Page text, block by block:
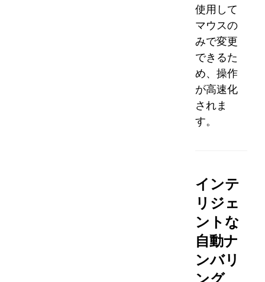
使用して
マウスの
みで変更
できるた
め、操作
が高速化
されま
す。
インテ
リジェ
ントな
自動ナ
ンバリ
ング